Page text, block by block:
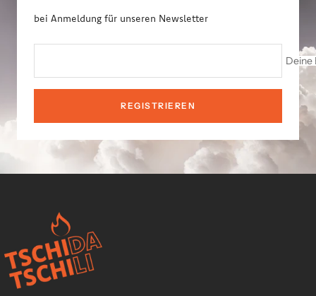
bei Anmeldung für unseren Newsletter
Deine
REGISTRIEREN